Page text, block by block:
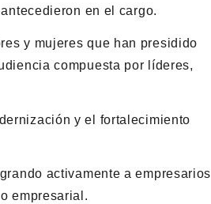
en el cargo.
y mujeres que han presidido
compuesta por líderes,
y el fortalecimiento
activamente a empresarios
empresarial.